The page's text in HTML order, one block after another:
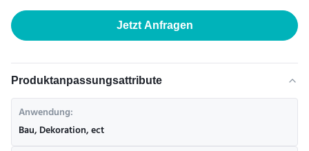
Jetzt Anfragen
Produktanpassungsattribute
Anwendung:
Bau, Dekoration, ect